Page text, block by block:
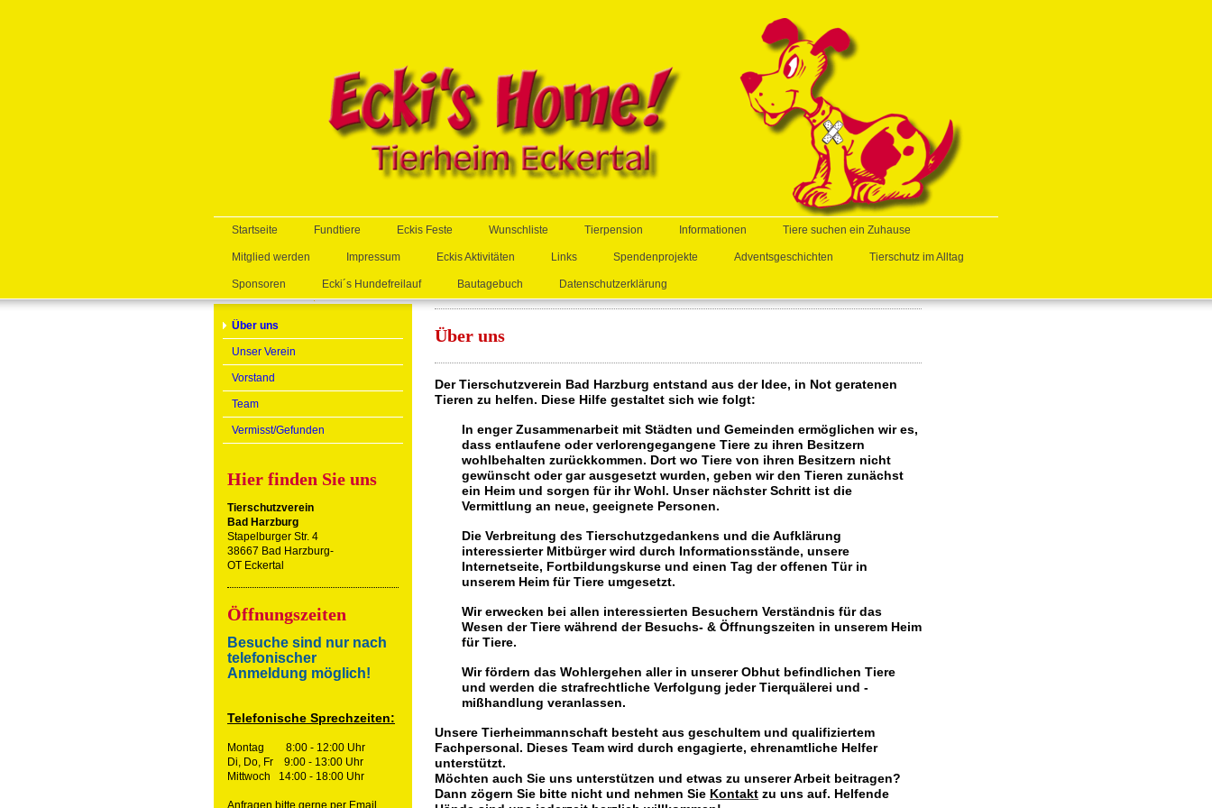
Startseite Fundtiere Eckis Feste Wunschliste Tierpension Informationen Tiere suchen ein Zuhause
Mitglied werden Impressum Eckis Aktivitäten Links Spendenprojekte Adventsgeschichten Tierschutz im Alltag
Sponsoren Ecki´s Hundefreilauf Bautagebuch Datenschutzerklärung
Über uns
Unser Verein
Vorstand
Team
Vermisst/Gefunden
Hier finden Sie uns
Tierschutzverein
Bad Harzburg
Stapelburger Str. 4
38667 Bad Harzburg-
OT Eckertal
Öffnungszeiten
Besuche sind nur nach
telefonischer
Anmeldung möglich!
Telefonische Sprechzeiten:
Montag 8:00 - 12:00 Uhr
Di, Do, Fr 9:00 - 13:00 Uhr
Mittwoch 14:00 - 18:00 Uhr
Anfragen bitte gerne per Email
Über uns
Der Tierschutzverein Bad Harzburg entstand aus der Idee, in Not geratenen
Tieren zu helfen. Diese Hilfe gestaltet sich wie folgt:
In enger Zusammenarbeit mit Städten und Gemeinden ermöglichen wir es,
dass entlaufene oder verlorengegangene Tiere zu ihren Besitzern
wohlbehalten zurückkommen. Dort wo Tiere von ihren Besitzern nicht
gewünscht oder gar ausgesetzt wurden, geben wir den Tieren zunächst
ein Heim und sorgen für ihr Wohl. Unser nächster Schritt ist die
Vermittlung an neue, geeignete Personen.
Die Verbreitung des Tierschutzgedankens und die Aufklärung
interessierter Mitbürger wird durch Informationsstände, unsere
Internetseite, Fortbildungskurse und einen Tag der offenen Tür in
unserem Heim für Tiere umgesetzt.
Wir erwecken bei allen interessierten Besuchern Verständnis für das
Wesen der Tiere während der Besuchs- & Öffnungszeiten in unserem Heim
für Tiere.
Wir fördern das Wohlergehen aller in unserer Obhut befindlichen Tiere
und werden die strafrechtliche Verfolgung jeder Tierquälerei und -
mißhandlung veranlassen.
Unsere Tierheimmannschaft besteht aus geschultem und qualifiziertem
Fachpersonal. Dieses Team wird durch engagierte, ehrenamtliche Helfer
unterstützt.
Möchten auch Sie uns unterstützen und etwas zu unserer Arbeit beitragen?
Dann zögern Sie bitte nicht und nehmen Sie Kontakt zu uns auf. Helfende